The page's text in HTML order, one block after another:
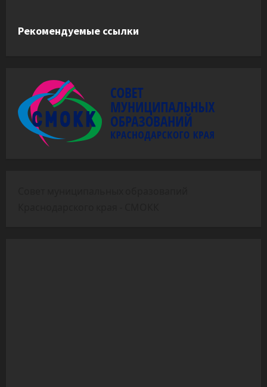
Рекомендуемые ссылки